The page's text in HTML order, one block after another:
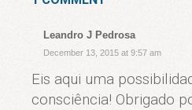
Leandro J Pedrosa
December 13, 2015 at 9:57 am
Eis aqui uma
consciência! Obrigado